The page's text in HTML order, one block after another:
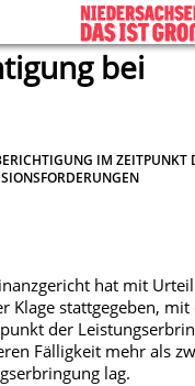
bei
IM ZEITPUNKT
hat mit
Klage stattgegeben, mit
der
Fälligkeit mehr als
lag.